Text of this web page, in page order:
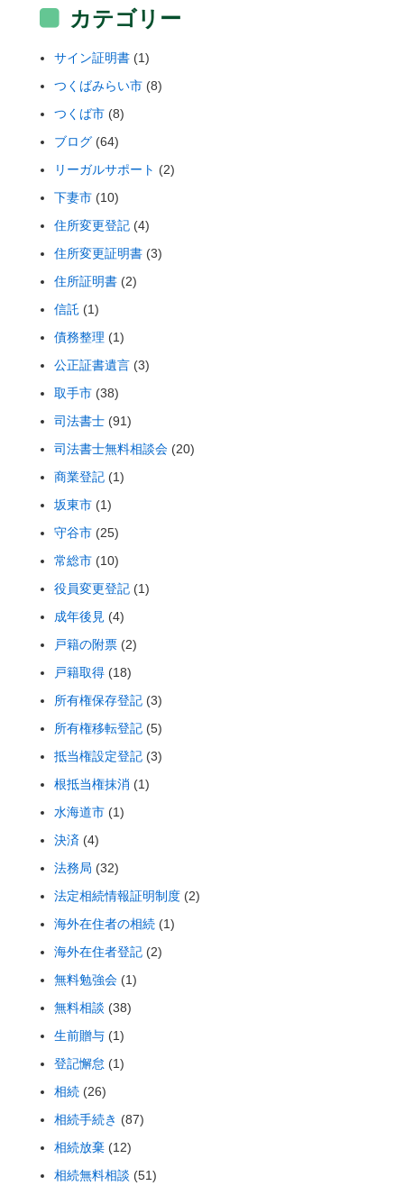
カテゴリー
サイン証明書 (1)
つくばみらい市 (8)
つくば市 (8)
ブログ (64)
リーガルサポート (2)
下妻市 (10)
住所変更登記 (4)
住所変更証明書 (3)
住所証明書 (2)
信託 (1)
債務整理 (1)
公正証書遺言 (3)
取手市 (38)
司法書士 (91)
司法書士無料相談会 (20)
商業登記 (1)
坂東市 (1)
守谷市 (25)
常総市 (10)
役員変更登記 (1)
成年後見 (4)
戸籍の附票 (2)
戸籍取得 (18)
所有権保存登記 (3)
所有権移転登記 (5)
抵当権設定登記 (3)
根抵当権抹消 (1)
水海道市 (1)
決済 (4)
法務局 (32)
法定相続情報証明制度 (2)
海外在住者の相続 (1)
海外在住者登記 (2)
無料勉強会 (1)
無料相談 (38)
生前贈与 (1)
登記懈怠 (1)
相続 (26)
相続手続き (87)
相続放棄 (12)
相続無料相談 (51)